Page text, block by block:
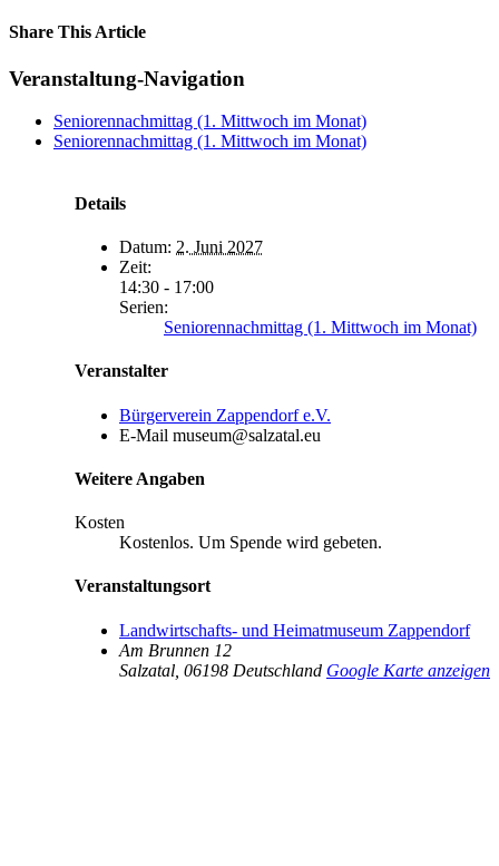
Share This Article
Facebook
X
LinkedIn
WhatsApp
Tumblr
Pinterest
Vk
E-
Veranstaltung-Navigation
Seniorennachmittag (1. Mittwoch im Monat)
Seniorennachmittag (1. Mittwoch im Monat)
Details
Datum: 2. Juni 2027
Zeit:
14:30 - 17:00
Serien:
Seniorennachmittag (1. Mittwoch im Monat)
Veranstalter
Bürgerverein Zappendorf e.V.
E-Mail museum@salzatal.eu
Weitere Angaben
Kosten
Kostenlos. Um Spende wird gebeten.
Veranstaltungsort
Landwirtschafts- und Heimatmuseum Zappendorf
Am Brunnen 12
Salzatal 06198 Deutschland Google Karte anzeigen